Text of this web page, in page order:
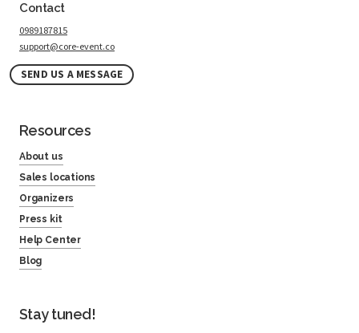
Contact
0989187815
support@core-event.co
SEND US A MESSAGE
Resources
About us
Sales locations
Organizers
Press kit
Help Center
Blog
Stay tuned!